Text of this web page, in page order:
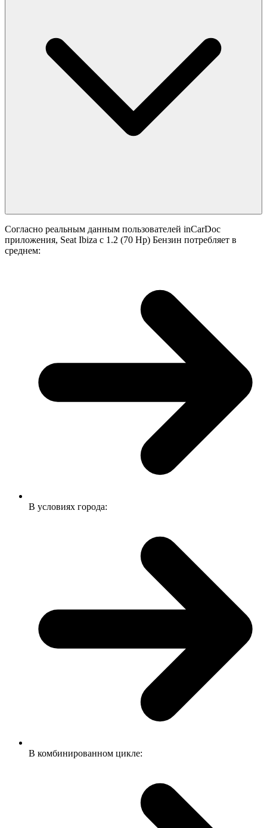
Согласно реальным данным пользователей inCarDoc
приложения, Seat Ibiza с 1.2 (70 Hp) Бензин потребляет в
среднем:
В условиях города:
В комбинированном цикле: